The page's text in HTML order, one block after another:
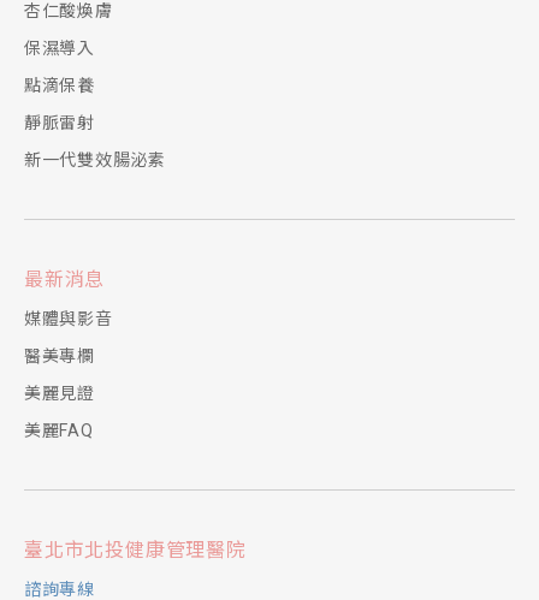
杏仁酸煥膚
保濕導入
點滴保養
靜脈雷射
新一代雙效腸泌素
最新消息
媒體與影音
醫美專欄
美麗見證
美麗FAQ
臺北市北投健康管理醫院
諮詢專線